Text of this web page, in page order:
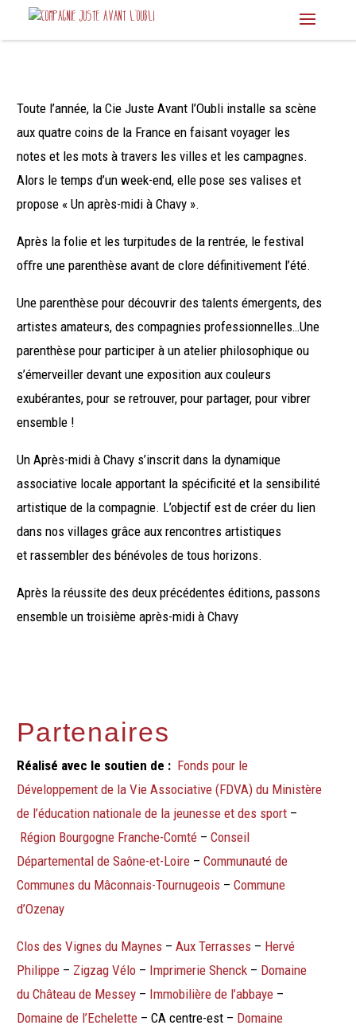
Toute l’année, la Cie Juste Avant l’Oubli installe sa scène
aux quatre coins de la France en faisant voyager les
notes et les mots à travers les villes et les campagnes.
Alors le temps d’un week-end, elle pose ses valises et
propose « Un après-midi à Chavy ».
Après la folie et les turpitudes de la rentrée, le festival
oﬀre une parenthèse avant de clore définitivement l’été.
Une parenthèse pour découvrir des talents émergents, des
artistes amateurs, des compagnies professionnelles…Une
parenthèse pour participer à un atelier philosophique ou
s’émerveiller devant une exposition aux couleurs
exubérantes, pour se retrouver, pour partager, pour vibrer
ensemble !
Un Après-midi à Chavy s’inscrit dans la dynamique
associative locale apportant la spécificité et la sensibilité
artistique de la compagnie. L’objectif est de créer du lien
dans nos villages grâce aux rencontres artistiques
et rassembler des bénévoles de tous horizons.
Après la réussite des deux précédentes éditions, passons
ensemble un troisième après-midi à Chavy
Partenaires
Réalisé avec le soutien de : Fonds pour le
Développement de la Vie Associative (FDVA) du Ministère
de l’éducation nationale de la jeunesse et des sport–
Région Bourgogne Franche-Comté– Conseil
Départemental de Saône-et-Loire – Communauté de
Communes du Mâconnais-Tournugeois – Commune
d’Ozenay
Clos des Vignes du Maynes – Aux Terrasses – Hervé
Philippe– Zigzag Vélo– Imprimerie Shenck– Domaine
du Château de Messey– Immobilière de l’abbaye–
Domaine de l’Echelette– CA centre-est – Domaine